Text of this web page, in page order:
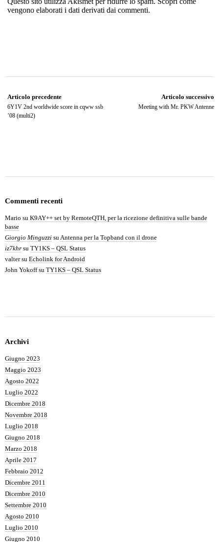
vengono elaborati i dati derivati dai commenti.
Articolo precedente
6Y1V 2nd worldwide score in cqww ssb
’08 (multi2)
Articolo successivo
Meeting with Mr. PKW Antenne
Commenti recenti
Mario su K9AY++ set by RemoteQTH, per la ricezione definitiva sulle bande
basse
Giorgio Minguzzi suAntenna per la Topband con il drone
iz7khr su TY1KS – QSL Status
valtersu Echolink for Android
John Yokoffsu TY1KS – QSL Status
Archivi
Giugno 2023
Maggio 2023
Agosto 2022
Luglio 2022
Dicembre 2018
Novembre 2018
Luglio 2018
Giugno 2018
Marzo 2018
Aprile 2017
Febbraio 2012
Dicembre 2011
Dicembre 2010
Settembre 2010
Agosto 2010
Luglio 2010
Giugno 2010